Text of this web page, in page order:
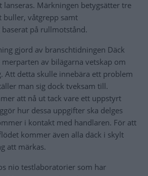
lanseras. Märkningen betygsätter tre
buller, våtgrepp samt
på rullmotstånd.
gjord av branschtidningen Däck
av bilägarna vetskap om
Att detta skulle innebära ett problem
man sig dock tveksam till.
att nå ut tack vare ett uppstyrt
hur dessa uppgifter ska delges
i kontakt med handlaren. För att
kommer även alla däck i skylt
att märkas.
nio testlaboratorier som har